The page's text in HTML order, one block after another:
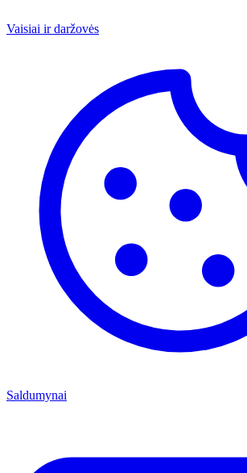
Vaisiai ir daržovės
Saldumynai